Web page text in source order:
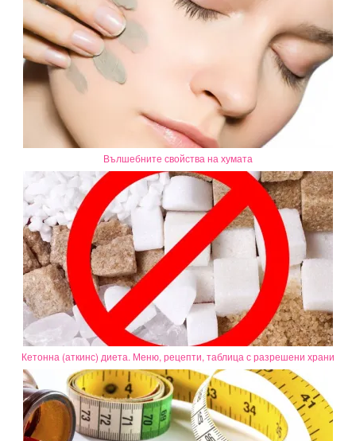
Вълшебните свойства на хумата
Кетонна (аткинс) диета. Меню, рецепти, таблица с разрешени храни